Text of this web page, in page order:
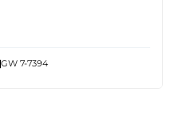
GW 7-7394